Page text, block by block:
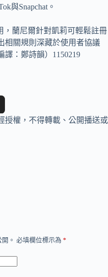
與Snapchat。
，蘭尼爾針對凱莉可輕鬆註冊
相關規則深藏於使用者協議
譯：鄭詩韻）1150219
授權，不得轉載、公開播送或
。 必填欄位標示為 *